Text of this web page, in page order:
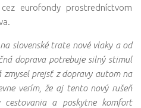
eurofondy prostredníctvom
slovenské trate nové vlaky a od
doprava potrebuje silný stimul
zmysel prejsť z dopravy autom na
verím, že aj tento nový rušeň
cestovania a poskytne komfort